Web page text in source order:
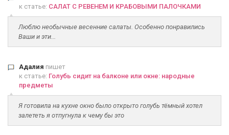
к статье: САЛАТ С РЕВЕНЕМ И КРАБОВЫМИ ПАЛОЧКАМИ
Люблю необычные весенние салаты. Особенно понравились
Ваши и эти...
Адалия пишет
к статье: Голубь сидит на балконе или окне: народные
предметы
Я готовила на кухне окно было открыто голубь тёмный хотел
залететь я отпугнула к чему бы это